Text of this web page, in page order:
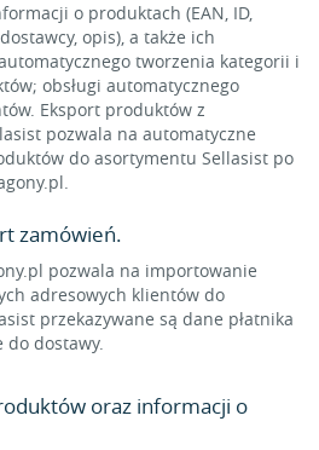
o produktach (EAN, ID,
opis), a także ich
tworzenia kategorii i
obsługi automatycznego
Eksport produktów z
pozwala na automatyczne
do asortymentu Sellasist po
zamówień.
pozwala na importowanie
adresowych klientów do
przekazywane są dane płatnika
do dostawy.
oraz informacji o